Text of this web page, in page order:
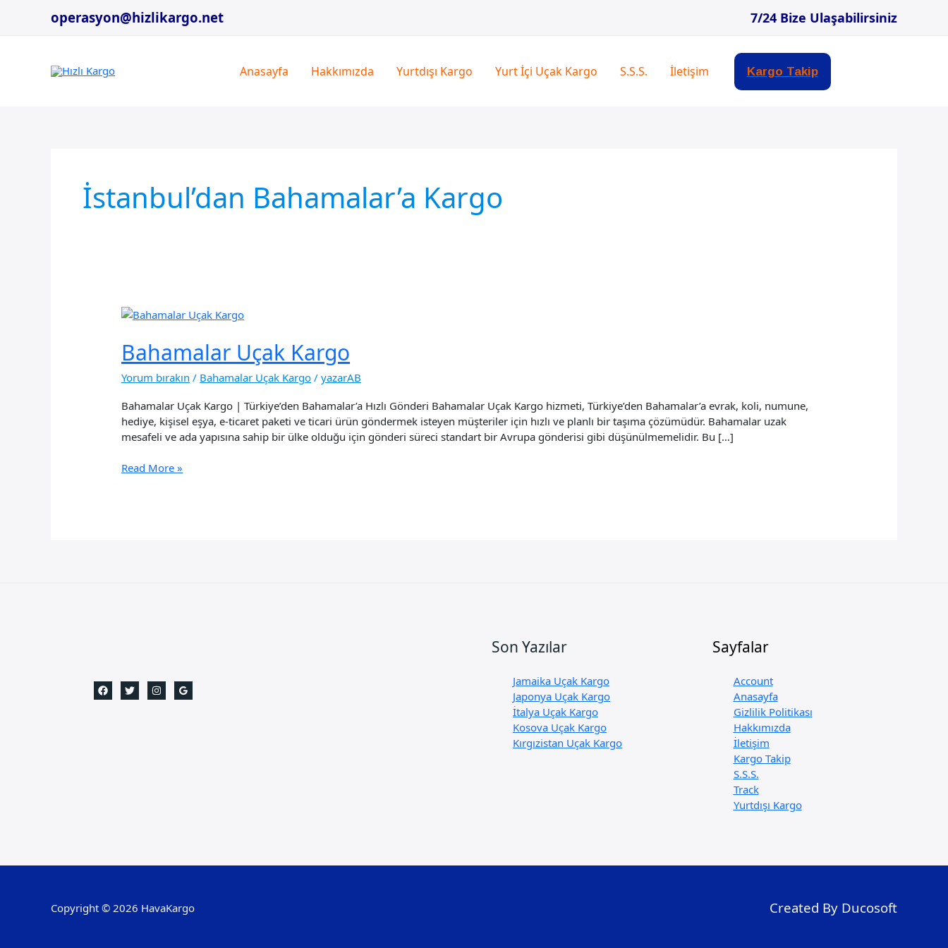
operasyon@hizlikargo.net 7/24 Bize Ulaşabilirsiniz
Anasayfa Hakkımızda Yurtdışı Kargo Yurt İçi Uçak Kargo S.S.S. İletişim Kargo Takip
İstanbul’dan Bahamalar’a Kargo
Bahamalar Uçak Kargo
Yorum bırakın / Bahamalar Uçak Kargo /yazarAB
Bahamalar Uçak Kargo | Türkiye’den Bahamalar’a Hızlı Gönderi Bahamalar Uçak Kargo hizmeti, Türkiye’den Bahamalar’a evrak, koli, numune,
hediye, kişisel eşya, e-ticaret paketi ve ticari ürün göndermek isteyen müşteriler için hızlı ve planlı bir taşıma çözümüdür. Bahamalar uzak
mesafeli ve ada yapısına sahip bir ülke olduğu için gönderi süreci standart bir Avrupa gönderisi gibi düşünülmemelidir. Bu […]
Bahamalar
Read More »
Son Yazılar
Jamaika Uçak Kargo
Japonya Uçak Kargo
İtalya Uçak Kargo
Kosova Uçak Kargo
Kırgızistan Uçak Kargo
Sayfalar
Account
Anasayfa
Gizlilik Politikası
Hakkımızda
İletişim
Kargo Takip
S.S.S.
Track
Yurtdışı Kargo
Copyright © 2026 HavaKargo Created By Ducosoft